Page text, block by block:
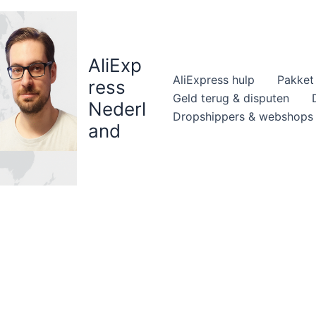
AliExp
ress
Nederl
and
AliExpress hulp
Geld terug & disputen
Dropshippers & webshops